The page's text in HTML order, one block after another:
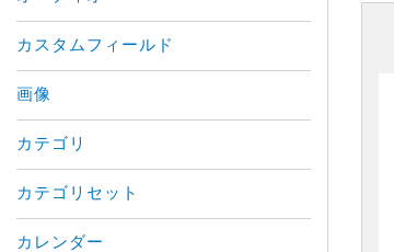
カスタムフィールド
画像
カテゴリ
カテゴリセット
カレンダー